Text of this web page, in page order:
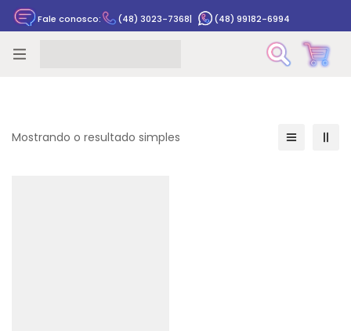
Fale conosco: (48) 3023-7368| (48) 99182-6994
Mostrando o resultado simples